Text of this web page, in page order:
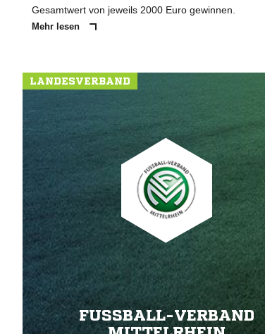
Gesamtwert von jeweils 2000 Euro gewinnen.
Mehr lesen
LANDESVERBAND
FUSSBALL-VERBAND M